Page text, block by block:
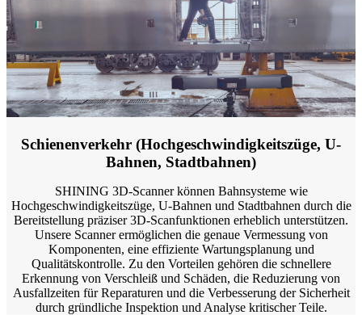
Schienenverkehr (Hochgeschwindigkeitszüge, U-
Bahnen, Stadtbahnen)
SHINING 3D-Scanner können Bahnsysteme wie
Hochgeschwindigkeitszüge, U-Bahnen und Stadtbahnen durch die
Bereitstellung präziser 3D-Scanfunktionen erheblich unterstützen.
Unsere Scanner ermöglichen die genaue Vermessung von
Komponenten, eine effiziente Wartungsplanung und
Qualitätskontrolle. Zu den Vorteilen gehören die schnellere
Erkennung von Verschleiß und Schäden, die Reduzierung von
Ausfallzeiten für Reparaturen und die Verbesserung der Sicherheit
durch gründliche Inspektion und Analyse kritischer Teile.